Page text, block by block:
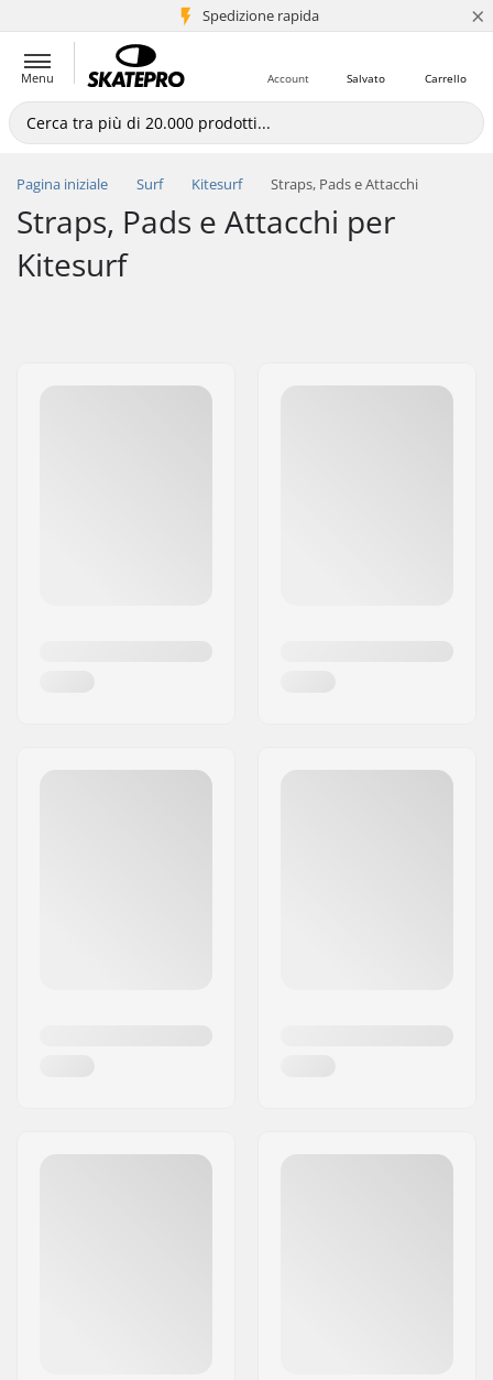
Spedizione rapida
+5 mln di clienti ×
Menu Carrello
Salvato
Account
Pagina iniziale Surf Kitesurf Straps, Pads e Attacchi
Straps, Pads e Attacchi per
Kitesurf